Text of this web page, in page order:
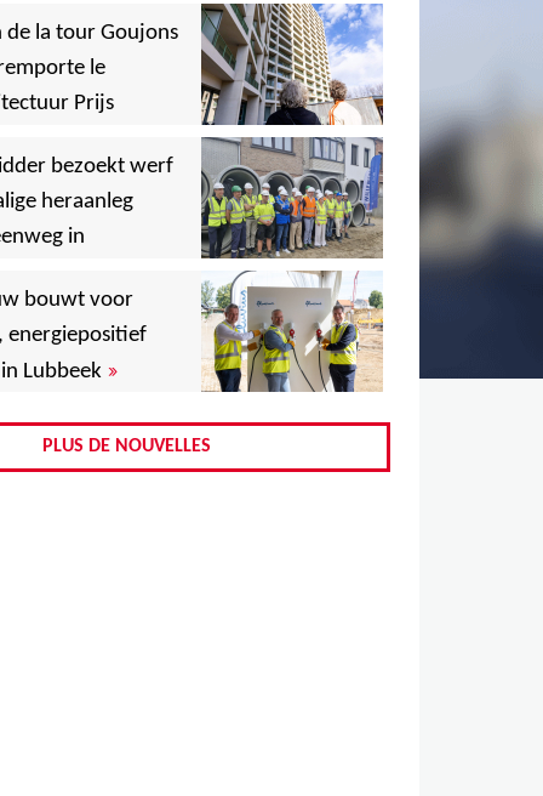
,
,
de la tour Goujons
le
Prijs
, ,
,
bezoekt werf
heraanleg
in
,
,
bouwt voor
energiepositief
Lubbeek »
PLUS DE NOUVELLES